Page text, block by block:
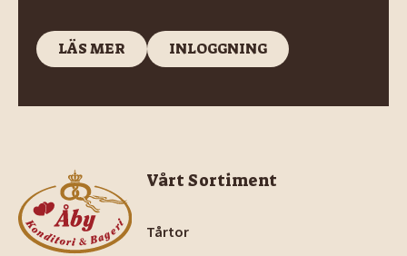
LÄS MER
LÄS MER
INLOGGNING
INLOGGNING
Vårt Sortiment
Tårtor